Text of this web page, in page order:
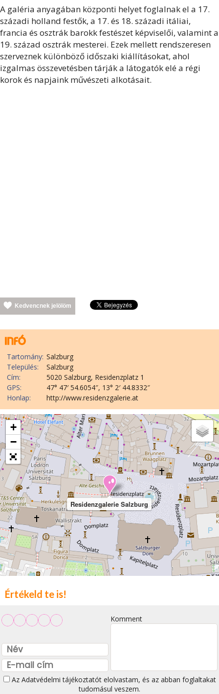
A galéria anyagában központi helyet foglalnak el a 17.
századi holland festők, a 17. és 18. századi itáliai,
francia és osztrák barokk festészet képviselői, valamint a
19. század osztrák mesterei. Ezek mellett rendszeresen
szerveznek különböző időszaki kiállításokat, ahol
izgalmas összevetésben tárják a látogatók elé a régi
korok és napjaink művészeti alkotásait.
Kedvencnek jelölöm
Tartomány: Salzburg
Település:
Salzburg
Cím:
5020 Salzburg, Residenzplatz 1
GPS:
47° 47′ 54.6054″, 13° 2′ 44.8332″
Honlap:
http://www.residenzgalerie.at
Residenzgalerie Salzburg
+
−
Értékeld te is!
Komment
Az Adatvédelmi tájékoztatótelolvastam, és az abban foglaltakat
tudomásul veszem.